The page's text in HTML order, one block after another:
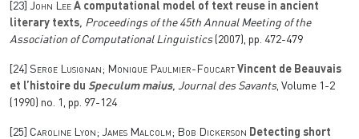
[23] John Lee A computational model of text reuse in ancient
literary texts, Proceedings of the 45th Annual Meeting of the
Association of Computational Linguistics(2007), pp. 472-479
[24] Serge Lusignan; Monique Paulmier-Foucart Vincent de Beauvais
et l’histoire du Speculum maius, Journal des Savants, Volume 1-2
(1990) no. 1, pp. 97-124
[25] Caroline Lyon; James Malcolm; Bob Dickerson Detecting short